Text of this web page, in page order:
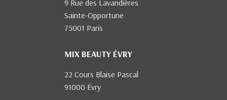
9 Rue des Lavandières
Sainte-Opportune
75001 Paris
MIX BEAUTY ÉVRY
22 Cours Blaise Pascal
91000 Évry